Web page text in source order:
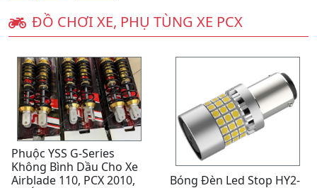
ĐỒ CHƠI XE, PHỤ TÙNG XE PCX
Phuộc YSS G-Series
Không Bình Dầu Cho Xe
Airblade 110, PCX 2010,
Bóng Đèn Led Stop HY2-